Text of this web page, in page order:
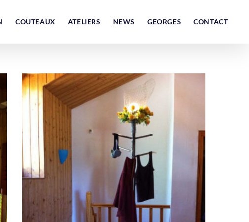
COUTEAUX ATELIERS NEWS GEORGES CONTACT